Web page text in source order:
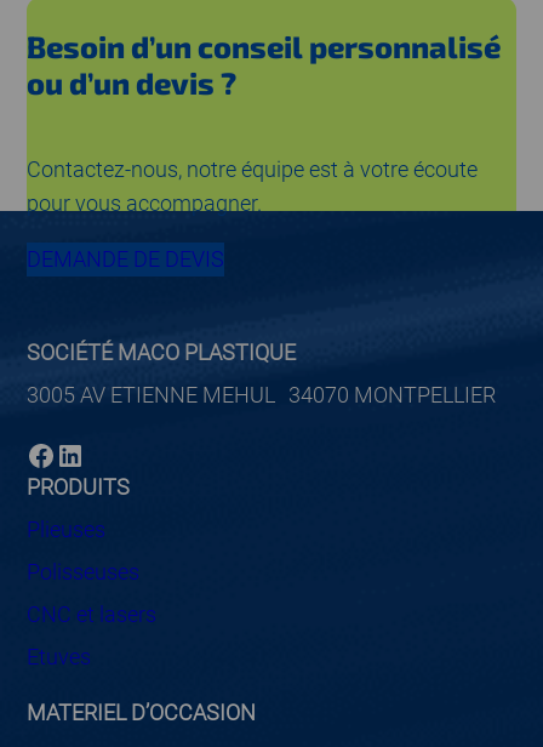
Besoin d’un conseil personnalisé
ou d’un devis ?
Contactez-nous, notre équipe est à votre écoute
pour vous accompagner.
DEMANDE DE DEVIS
SOCIÉTÉ MACO PLASTIQUE
3005 AV ETIENNE MEHUL 34070 MONTPELLIER
Facebook LinkedIn
PRODUITS
Plieuses
Polisseuses
CNC et lasers
Etuves
MATERIEL D’OCCASION